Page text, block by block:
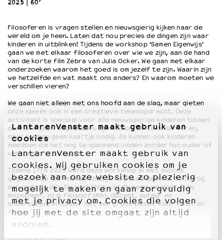
LantarenVenster maakt gebruik van
cookies
LantarenVenster maakt gebruik van
cookies. Wij gebruiken cookies om je
bezoek aan onze website zo plezierig
mogelijk te maken en gaan zorgvuldig
met je privacy om. Cookies die volgen
hoe jij met de site omgaat zijn altijd
anoniem.
OVER LANTARENVENSTER
Wat we doen
Werken bij
Wie is wie
Word vriend
Historie
Huisregels
Privacyverklaring
Integriteits- en gedragscode
Duurzaamheid
Culturele boycot Israël
Ruimte voor artistieke vrijheid – VNPF
2025
60’
Filosoferen is vragen stellen en nieuwsgierig kijken naar de
wereld om je heen. Laten dat nou precies de dingen zijn waar
kinderen in uitblinken! Tijdens de workshop ‘Samen Eigenwijs’
gaan we met elkaar filosoferen over wie we zijn, aan de hand
van de korte film Zebra van Julia Ocker. We gaan met elkaar
onderzoeken waarom het goed is om jezelf te zijn. Waarin zijn
we hetzelfde en wat maakt ons anders? En waarom moeten we
verschillen vieren?
We gaan niet alleen met ons hoofd aan de slag, maar gieten
onze ideeën ook in een creatieve tekenopdracht. Deze
activiteit is speciaal voor alle nieuwsgierige kinderen tussen
de 4 en 7 jaar. Begeleiders zijn welkom om te observeren,
maar hebben geen kaartje nodig. Zo kunnen ook kinderen
meedoen die het nog te spannend vinden zonder hun ouder of
verzorger in de buurt.
Tijdens IFFR 2025 werd deze workshop al met succes
gegeven. Op 26 februari heb je nogmaals de kans om hierbij
aanwezig te zijn. De workshop wordt gegeven door Ruby
Knipscheer, zij is filosoof (MA), docent, auteur en
onderwijsontwikkelaar met een grote passie voor kunst en
film.
Tickets zijn €7,50